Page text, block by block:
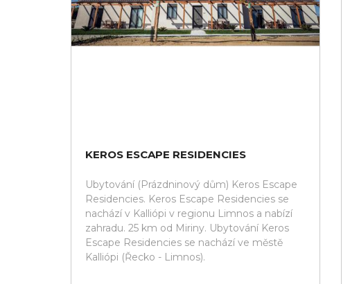
KEROS ESCAPE RESIDENCIES
Ubytování (Prázdninový dům) Keros Escape
Residencies. Keros Escape Residencies se
nachází v Kalliópi v regionu Limnos a nabízí
zahradu. 25 km od Miriny. Ubytování Keros
Escape Residencies se nachází ve městě
Kalliópi (Řecko - Limnos).